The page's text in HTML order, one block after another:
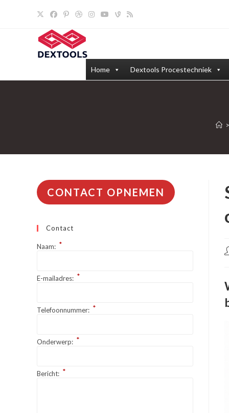
Home Dextools Procestechniek
>
CONTACT OPNEMEN
Contact
Naam: *
E-mailadres: *
Telefoonnummer: *
Onderwerp: *
Bericht: *